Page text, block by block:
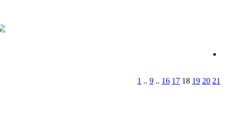
1 .. 9 .. 16 17 18 19 20 21